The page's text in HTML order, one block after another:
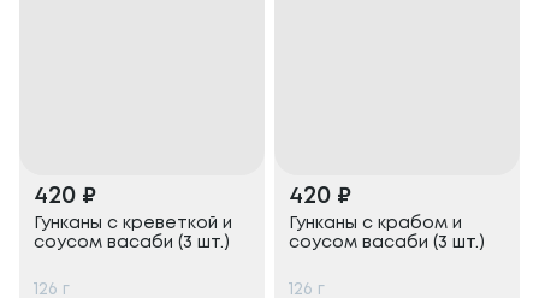
420 ₽
Гунканы с креветкой и
соусом васаби (3 шт.)
126 г
420 ₽
Гунканы с крабом и
соусом васаби (3 шт.)
126 г